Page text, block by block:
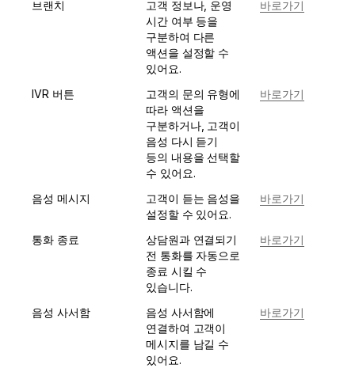
브랜치
고객 정보나, 운영
시간 여부 등을
구분하여 다른
액션을 설정할 수
있어요.
바로가기
IVR 버튼
고객의 문의 유형에
따라 액션을
구분하거나, 고객이
음성 다시 듣기
등의 내용을 선택할
수 있어요.
바로가기
음성 메시지
고객이 듣는 음성을
설정할 수 있어요.
바로가기
통화 종료
상담원과 연결되기
전 통화를 자동으로
종료 시킬 수
있습니다.
바로가기
음성 사서함
음성 사서함에
연결하여 고객이
메시지를 남길 수
있어요.
바로가기